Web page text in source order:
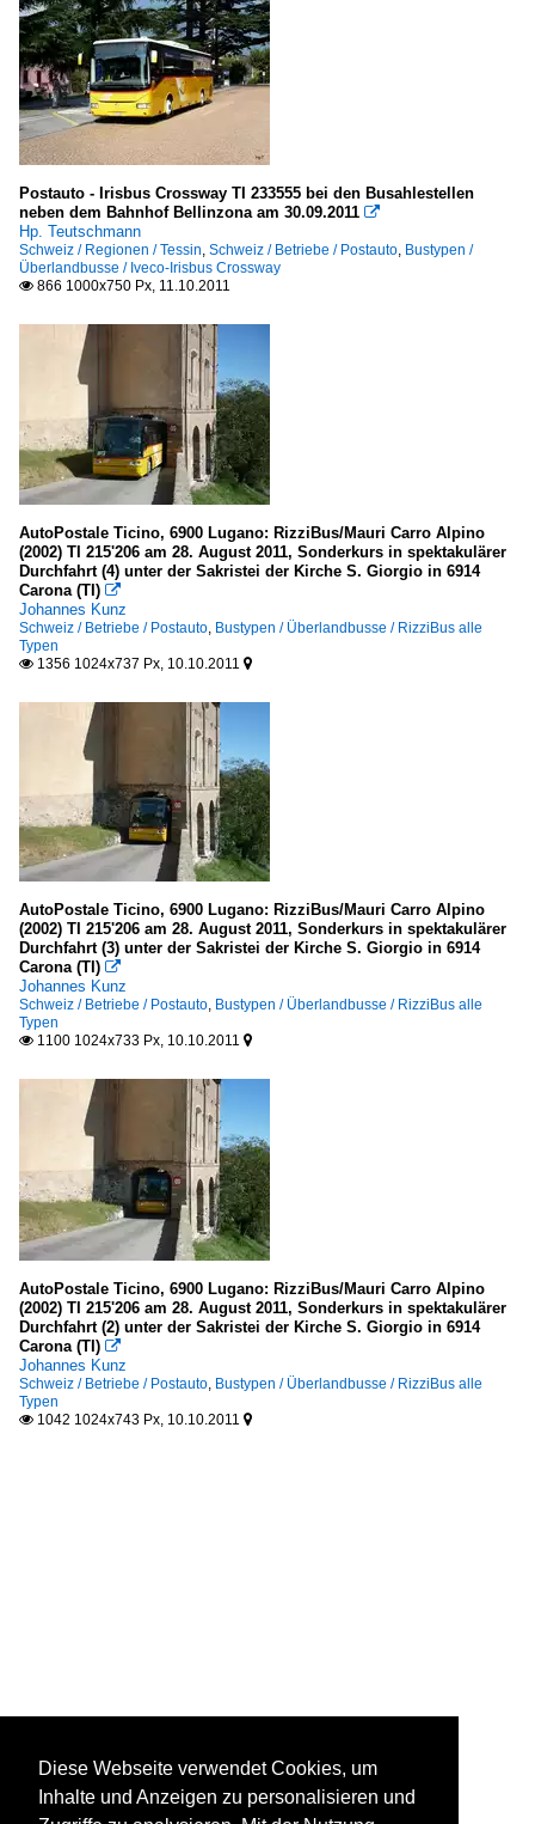
Postauto - Irisbus Crossway TI 233555 bei den Busahlestellen
neben dem Bahnhof Bellinzona am 30.09.2011 
Hp. Teutschmann
Schweiz / Regionen / Tessin, Schweiz / Betriebe / Postauto, Bustypen /
Überlandbusse / Iveco-Irisbus Crossway
 866 1000x750 Px, 11.10.2011
AutoPostale Ticino, 6900 Lugano: RizziBus/Mauri Carro Alpino
(2002) TI 215'206 am 28. August 2011, Sonderkurs in spektakulärer
Durchfahrt (4) unter der Sakristei der Kirche S. Giorgio in 6914
Carona (TI) 
Johannes Kunz
Schweiz / Betriebe / Postauto, Bustypen / Überlandbusse / RizziBus alle
Typen
 1356 1024x737 Px, 10.10.2011 
AutoPostale Ticino, 6900 Lugano: RizziBus/Mauri Carro Alpino
(2002) TI 215'206 am 28. August 2011, Sonderkurs in spektakulärer
Durchfahrt (3) unter der Sakristei der Kirche S. Giorgio in 6914
Carona (TI) 
Johannes Kunz
Schweiz / Betriebe / Postauto, Bustypen / Überlandbusse / RizziBus alle
Typen
 1100 1024x733 Px, 10.10.2011 
AutoPostale Ticino, 6900 Lugano: RizziBus/Mauri Carro Alpino
(2002) TI 215'206 am 28. August 2011, Sonderkurs in spektakulärer
Durchfahrt (2) unter der Sakristei der Kirche S. Giorgio in 6914
Carona (TI) 
Johannes Kunz
Schweiz / Betriebe / Postauto, Bustypen / Überlandbusse / RizziBus alle
Typen
 1042 1024x743 Px, 10.10.2011 
Diese Webseite verwendet Cookies, um
Inhalte und Anzeigen zu personalisieren und